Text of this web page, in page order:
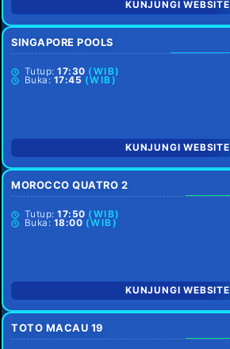
KUNJUNGI WEBSITE
SINGAPORE POOLS
Tutup:17:30 (WIB)
Buka: 17:45 (WIB)
KUNJUNGI WEBSITE
MOROCCO QUATRO 2
Tutup:17:50 (WIB)
Buka: 18:00 (WIB)
KUNJUNGI WEBSITE
TOTO MACAU 19